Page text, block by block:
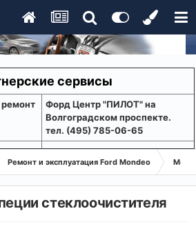
сервисы
Форд Центр "ПИЛОТ" на
Волгоградском проспекте.
тел. (495) 785-06-65
Ремонт и эксплуатация Ford Mondeo
стеклоочистителя